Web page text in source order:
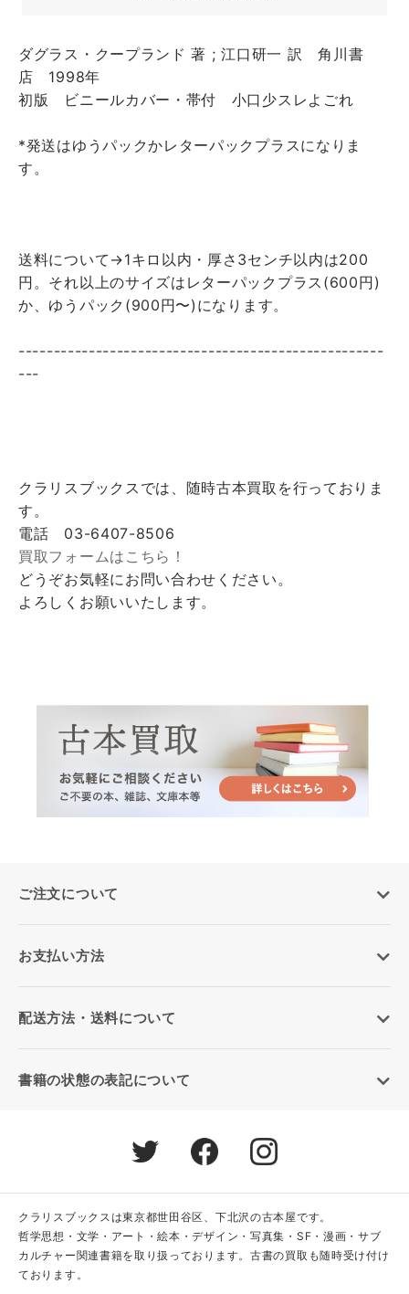
ダグラス・クープランド 著 ; 江口研一 訳 角川書
店 1998年
初版 ビニールカバー・帯付 小口少スレよごれ
*発送はゆうパックかレターパックプラスになりま
す。
送料について→1キロ以内・厚さ3センチ以内は200
円。それ以上のサイズはレターパックプラス(600円)
か、ゆうパック(900円〜)になります。
----------------------------------------------------
---
クラリスブックスでは、随時古本買取を行っておりま
す。
電話 03-6407-8506
買取フォームはこちら！
どうぞお気軽にお問い合わせください。
よろしくお願いいたします。
ご注文について
お支払い方法
配送方法・送料について
書籍の状態の表記について
クラリスブックスは東京都世田谷区、下北沢の古本屋です。
哲学思想・文学・アート・絵本・デザイン・写真集・SF・漫画・サブ
カルチャー関連書籍を取り扱っております。古書の買取も随時受け付け
ております。